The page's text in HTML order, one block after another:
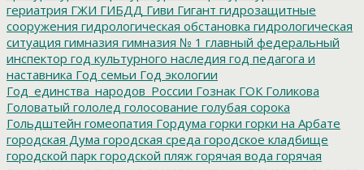
гериатрия ГЖИ ГИБДД Гиви Гигант гидрозащитные
сооружения гидрологическая обстановка гидрологическая
ситуация гимназия гимназия № 1 главный федеральный
инспектор год культурного наследия год педагога и
наставника Год семьи Год экологии
Год_единства_народов_России Гознак ГОК Голикова
Головатый гололед голосование голубая сорока
Гольдштейн гомеопатия Гордума горки горки на Арбате
городская Дума городская среда городское кладбище
городской парк городской пляж горячая вода горячая